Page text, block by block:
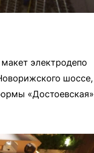
электродепо
шоссе,
«Достоевская»